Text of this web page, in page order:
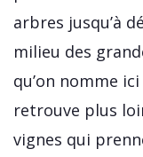
arbres jusqu’à
milieu des
qu’on nomme
retrouve plus
vignes qui